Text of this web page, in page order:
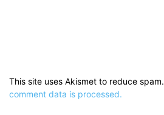
This site uses Akismet to reduce spam.
comment data is processed.